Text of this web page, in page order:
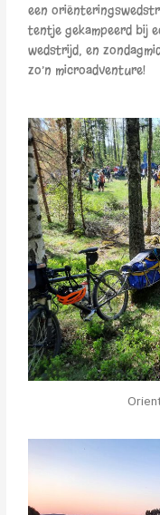
een
tentje gekampeerd bij
wedstrijd, en
zo’n microadventure!